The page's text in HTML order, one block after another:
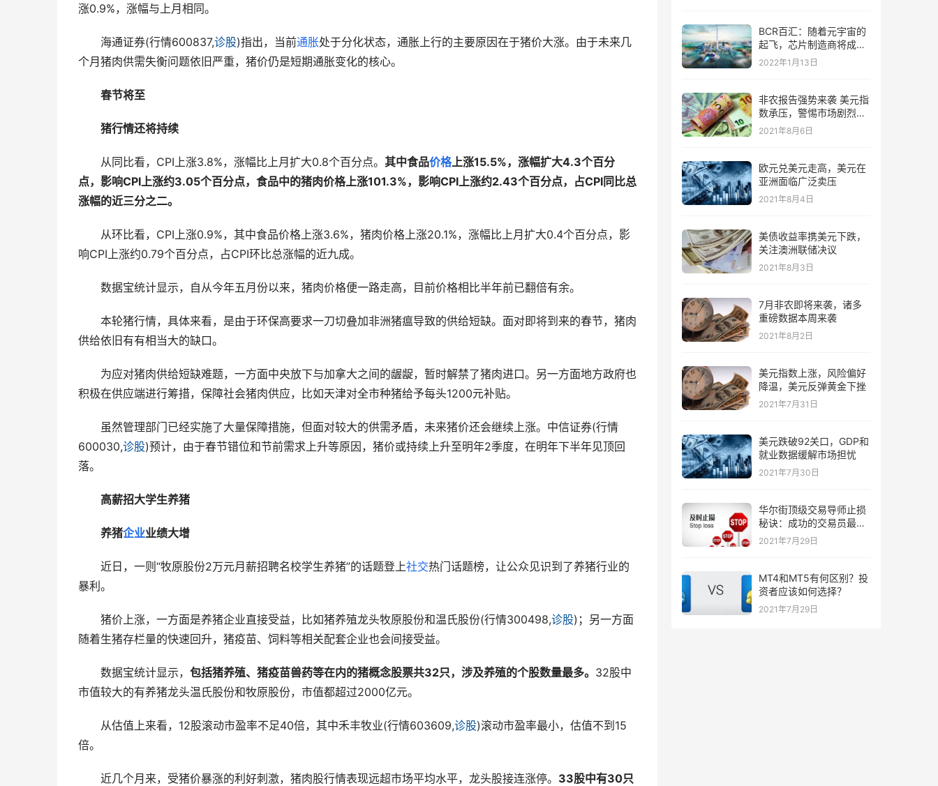
涨0.9%，涨幅与上月相同。
海通证券(行情600837,诊股)指出，当前通胀处于分化状态，通胀上行的主要原因在于猪价大涨。由于未来几
个月猪肉供需失衡问题依旧严重，猪价仍是短期通胀变化的核心。
春节将至
猪行情还将持续
从同比看，CPI上涨3.8%，涨幅比上月扩大0.8个百分点。 其中食品价格上涨15.5%，涨幅扩大4.3个百分
点， 影响CPI上涨约3.05个百分点，食品中的猪肉价格上涨101.3%，影响CPI上涨约2.43个百分点，占CPI同比总
涨幅的近三分之二。
从环比看，CPI上涨0.9%，其中食品价格上涨3.6%，猪肉价格上涨20.1%，涨幅比上月扩大0.4个百分点，影
响CPI上涨约0.79个百分点，占CPI环比总涨幅的近九成。
数据宝统计显示，自从今年五月份以来，猪肉价格便一路走高，目前价格相比半年前已翻倍有余。
本轮猪行情，具体来看，是由于环保高要求一刀切叠加非洲猪瘟导致的供给短缺。面对即将到来的春节，猪肉
供给依旧有有相当大的缺口。
为应对猪肉供给短缺难题，一方面中央放下与加拿大之间的龌龊，暂时解禁了猪肉进口。另一方面地方政府也
积极在供应端进行筹措，保障社会猪肉供应，比如天津对全市种猪给予每头1200元补贴。
虽然管理部门已经实施了大量保障措施，但面对较大的供需矛盾，未来猪价还会继续上涨。中信证券(行情
600030,诊股)预计，由于春节错位和节前需求上升等原因，猪价或持续上升至明年2季度，在明年下半年见顶回
落。
高薪招大学生养猪
养猪企业业绩大增
近日，一则“牧原股份2万元月薪招聘名校学生养猪”的话题登上社交热门话题榜，让公众见识到了养猪行业的
暴利。
猪价上涨，一方面是养猪企业直接受益，比如猪养殖龙头牧原股份和温氏股份(行情300498,诊股)；另一方面
随着生猪存栏量的快速回升，猪疫苗、饲料等相关配套企业也会间接受益。
数据宝统计显示， 包括猪养殖、猪疫苗兽药等在内的猪概念股票共32只，涉及养殖的个股数量最多。 32股中
市值较大的有养猪龙头温氏股份和牧原股份，市值都超过2000亿元。
从估值上来看，12股滚动市盈率不足40倍，其中禾丰牧业(行情603609,诊股)滚动市盈率最小，估值不到15
倍。
近几个月来，受猪价暴涨的利好刺激，猪肉股行情表现远超市场平均水平，龙头股接连涨停。 33股中有30只
BCR百汇：随着元宇宙的
起飞，芯片制造商将成为
“赢家”
2022年1月13日
非农报告强势来袭 美元指
数承压，警惕市场剧烈波
动
2021年8月6日
欧元兑美元走高，美元在
亚洲面临广泛卖压
2021年8月4日
美债收益率携美元下跌，
关注澳洲联储决议
2021年8月3日
7月非农即将来袭，诸多
重磅数据本周来袭
2021年8月2日
美元指数上涨，风险偏好
降温，美元反弹黄金下挫
2021年7月31日
美元跌破92关口，GDP和
就业数据缓解市场担忧
2021年7月30日
华尔街顶级交易导师止损
秘诀：成功的交易员最喜
欢的三种止损策略！
2021年7月29日
MT4和MT5有何区别？投
资者应该如何选择？
2021年7月29日